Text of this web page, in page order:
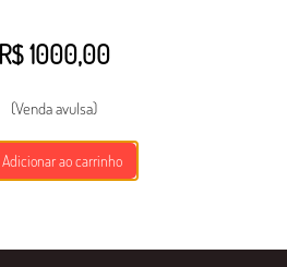
Rua Visconde de Parnaíba, 2737
R$ 1000,00
(Venda avulsa)
Adicionar ao carrinho